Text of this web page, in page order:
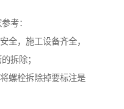
考：
全，施工设备齐全，
拆除；
螺栓拆除掉要标注是